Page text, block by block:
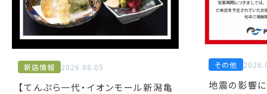
新店情報 2026.08.05
【てんぷら一代・イオンモール新潟亀
その他
地震の影響